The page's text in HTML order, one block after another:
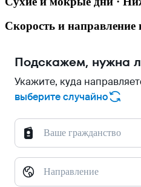
Скорость и направление
Подскажем, нужна
Укажите, куда
выберите случайно
Ваше гражданство
Направление